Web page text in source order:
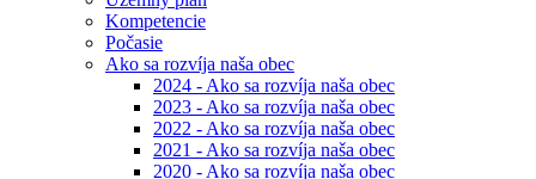
Kompetencie
Počasie
Ako sa rozvíja naša obec
2024 - Ako sa rozvíja naša obec
2023 - Ako sa rozvíja naša obec
2022 - Ako sa rozvíja naša obec
2021 - Ako sa rozvíja naša obec
2020 - Ako sa rozvíja naša obec